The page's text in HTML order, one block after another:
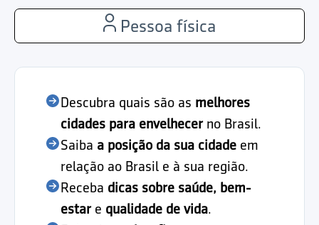
Pessoa física
Descubra quais são as melhores
cidades para envelhecerno Brasil.
Saiba a posição da sua cidade em
relação ao Brasil e à sua região.
Receba dicas sobre saúde, bem-
estare qualidade de vida.